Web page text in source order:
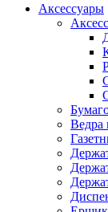
Аксессуары
Ведра